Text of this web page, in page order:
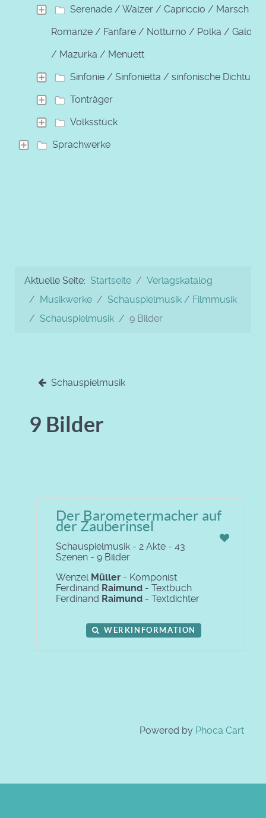
Serenade / Walzer / Capriccio / Marsch /
Romanze / Fanfare / Notturno / Polka / Galopp
/ Mazurka / Menuett
Sinfonie / Sinfonietta / sinfonische Dichtung
Tonträger
Volksstück
Sprachwerke
Aktuelle Seite: Startseite
Verlagskatalog
Musikwerke
Schauspielmusik / Filmmusik
Schauspielmusik
9 Bilder
Schauspielmusik
9 Bilder
Der Barometermacher auf
der Zauberinsel
Schauspielmusik - 2 Akte - 43
Szenen - 9 Bilder
Wenzel Müller - Komponist
Ferdinand Raimund - Textbuch
Ferdinand Raimund - Textdichter
WERKINFORMATION
Powered by Phoca Cart